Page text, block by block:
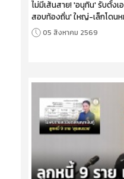
ไม่มีเส้นสาย! 'อนุทิน' รับตั้ง
สอบท้องถิ่น' ใหญ่-เล็กโดน
05 สิงหาคม 2569